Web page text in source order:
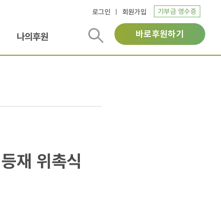
로그인 회원가입 기부금 영수증
나의후원 바로후원하기
재 위촉식